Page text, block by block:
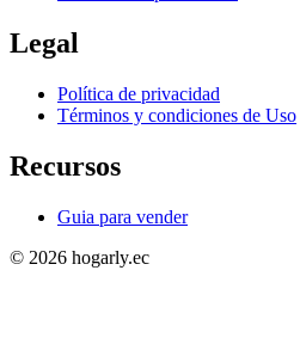
Legal
Política de privacidad
Términos y condiciones de Uso
Recursos
Guia para vender
© 2026 hogarly.ec